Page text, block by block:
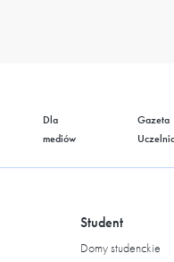
Dla
mediów
Gazeta
Student
Domy studenckie